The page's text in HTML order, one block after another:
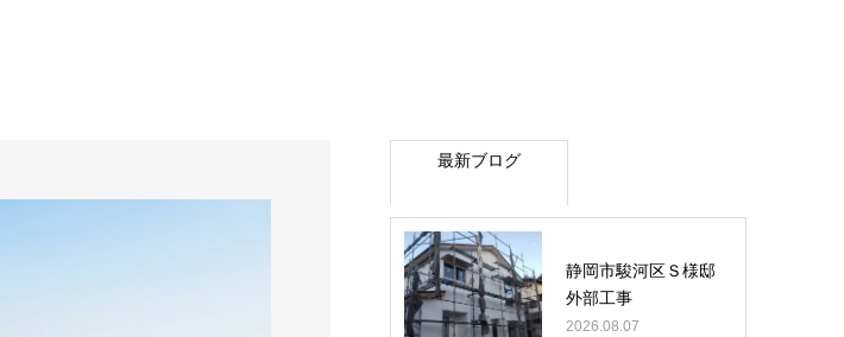
最新ブログ
静岡市駿河区Ｓ様邸
外部工事
2026.08.07